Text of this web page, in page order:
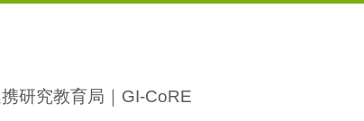
研究教育局｜GI-CoRE